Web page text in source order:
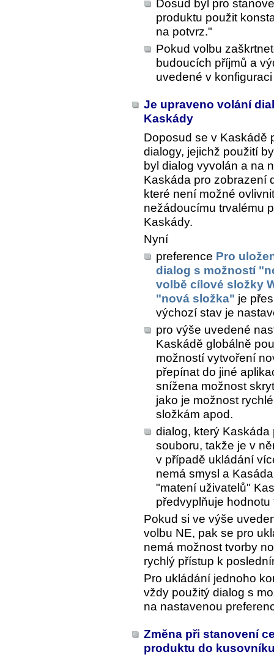
Dosud byl pro
produktu použit
na potvrz."
Pokud volbu
budoucích příjmů a
uvedené v
Je upraveno volání
Kaskády
Doposud se v Kaskádě
dialogy, jejichž použití
byl dialog vyvolán a na
Kaskáda pro zobrazení
které není možné
nežádoucímu trvalému
Kaskády.
Nyní
preference Pro
dialog s možností
volbě cílové složky
"nová složka" je
výchozí stav je
pro výše uvedené
Kaskádě globálně
možností vytvoření
přepínat do jiné
snížena možnost
jako je možnost
složkám apod.
dialog, který
souboru, takže je v
v případě ukládání
nemá smysl a
"matení uživatelů"
předvyplňuje hodnotu
Pokud si ve výše
volbu NE, pak se pro
nemá možnost tvorby
rychlý přístup k
Pro ukládání jednoho
vždy použitý dialog s
na nastavenou
Změna při stanovení
produktu do